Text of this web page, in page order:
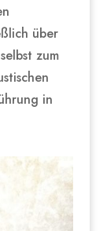
über
zum
in